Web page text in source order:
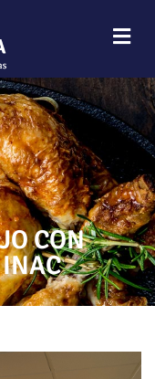
CON
INAC